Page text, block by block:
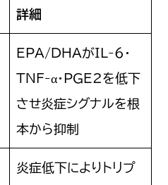
詳細
EPA/DHAがIL-6・
TNF-α・PGE2を低下
させ炎症シグナルを根
本から抑制
炎症低下によりトリプ